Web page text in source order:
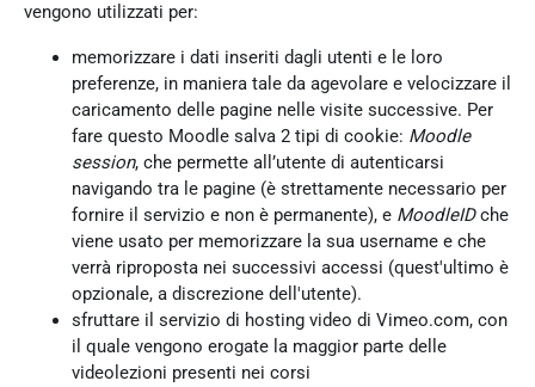
vengono utilizzati per:
memorizzare i dati inseriti dagli utenti e le loro
preferenze, in maniera tale da agevolare e velocizzare il
caricamento delle pagine nelle visite successive. Per
fare questo Moodle salva 2 tipi di cookie: Moodle
session, che permette all’utente di autenticarsi
navigando tra le pagine (è strettamente necessario per
fornire il servizio e non è permanente), e MoodleIDche
viene usato per memorizzare la sua username e che
verrà riproposta nei successivi accessi (quest'ultimo è
opzionale, a discrezione dell'utente).
sfruttare il servizio di hosting video di Vimeo.com, con
il quale vengono erogate la maggior parte delle
videolezioni presenti nei corsi